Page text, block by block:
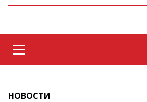
НОВОСТИ